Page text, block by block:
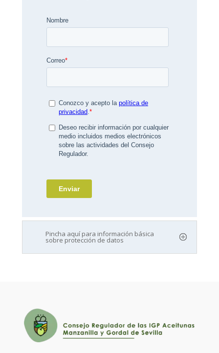
Pincha aquí para información básica
sobre protección de datos